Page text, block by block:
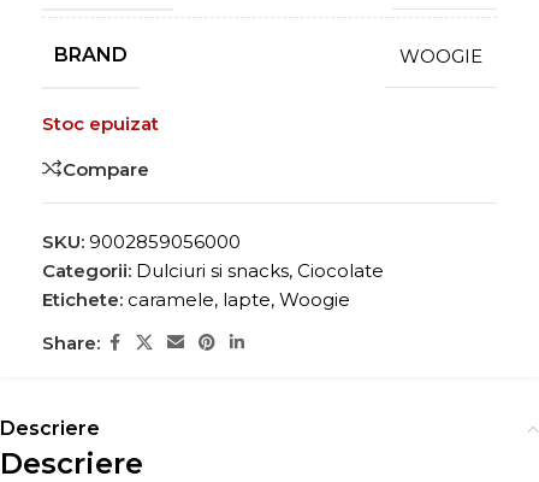
BRAND WOOGIE
Stoc epuizat
Compare
SKU: 9002859056000
Categorii: Dulciuri si snacks, Ciocolate
Etichete: caramele, lapte, Woogie
Share:
Descriere
Descriere